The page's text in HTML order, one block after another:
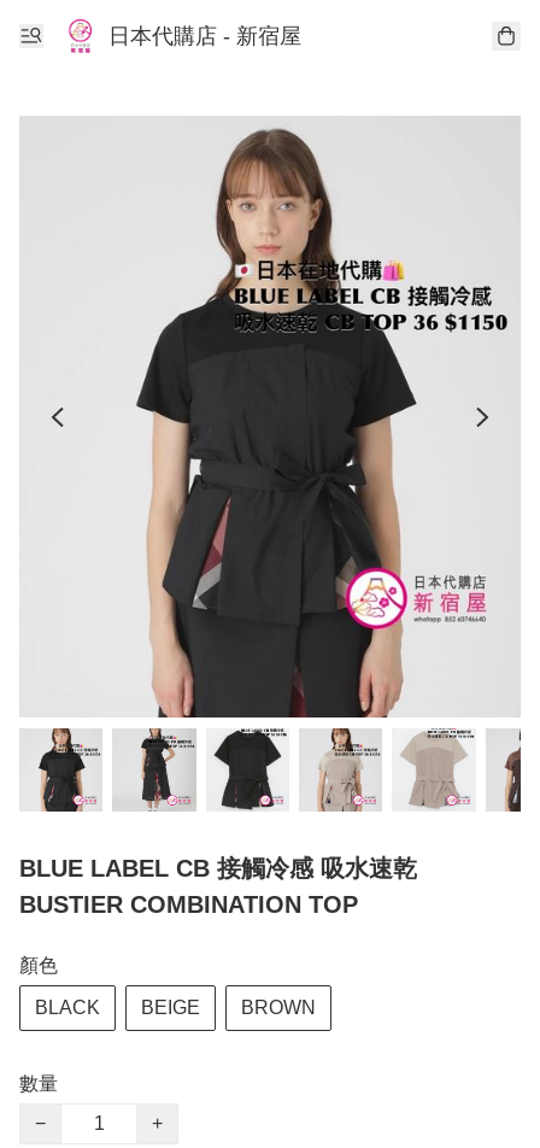
日本代購店 - 新宿屋
BLUE LABEL CB 接觸冷感 吸水速乾
BUSTIER COMBINATION TOP
顏色
BLACK BEIGE BROWN
數量
−
+